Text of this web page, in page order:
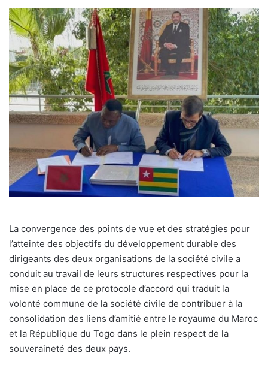
La convergence des points de vue et des stratégies pour
l’atteinte des objectifs du développement durable des
dirigeants des deux organisations de la société civile a
conduit au travail de leurs structures respectives pour la
mise en place de ce protocole d’accord qui traduit la
volonté commune de la société civile de contribuer à la
consolidation des liens d’amitié entre le royaume du Maroc
et la République du Togo dans le plein respect de la
souveraineté des deux pays.